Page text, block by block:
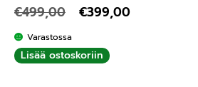
€499,00 €399,00
Varastossa
Lisää ostoskoriin